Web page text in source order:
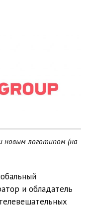
новым логотипом (на
и обладатель